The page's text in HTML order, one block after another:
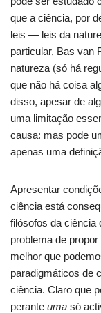
que a ciência, por
leis — leis da
particular, Bas van
natureza (só há
que não há coisa
disso, apesar de
uma limitação
causa: mas pode
apenas uma
Apresentar
ciência está
filósofos da ciência
problema de
melhor que
paradigmáticos de
ciência. Claro que
perante uma só